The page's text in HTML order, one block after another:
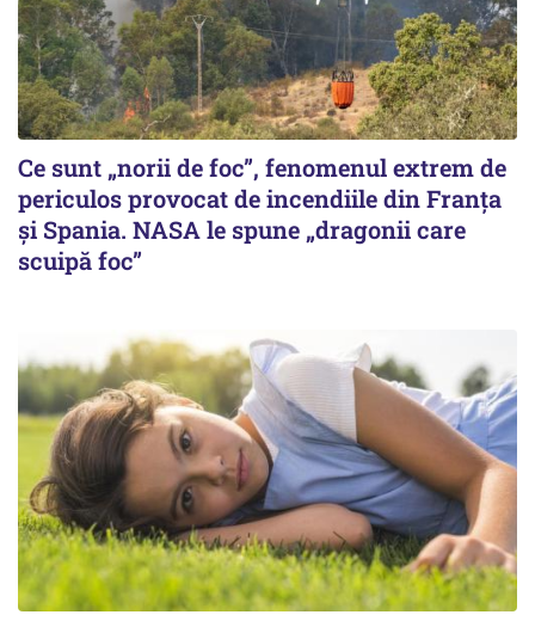
Ce sunt „norii de foc”, fenomenul extrem de
periculos provocat de incendiile din Franța
și Spania. NASA le spune „dragonii care
scuipă foc”